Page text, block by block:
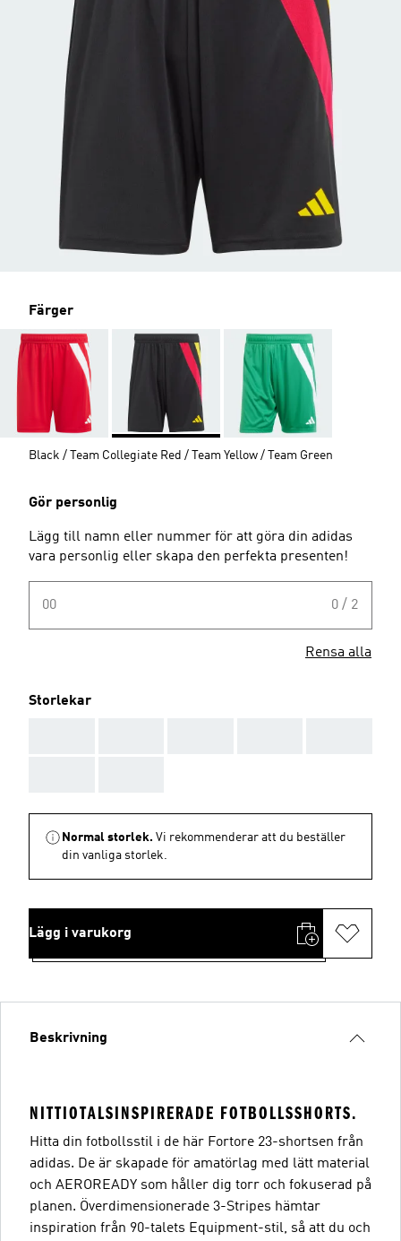
Färger
Black / Team Collegiate Red / Team Yellow / Team Green
Gör personlig
Lägg till namn eller nummer för att göra din adidas
vara personlig eller skapa den perfekta presenten!
00 0 / 2
Rensa alla
Storlekar
Normal storlek. Vi rekommenderar att du beställer
din vanliga storlek.
Lägg i varukorg
Beskrivning
NITTIOTALSINSPIRERADE FOTBOLLSSHORTS.
Hitta din fotbollsstil i de här Fortore 23-shortsen från
adidas. De är skapade för amatörlag med lätt material
och AEROREADY som håller dig torr och fokuserad på
planen. Överdimensionerade 3-Stripes hämtar
inspiration från 90-talets Equipment-stil, så att du och